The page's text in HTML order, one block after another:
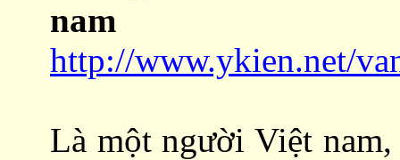
nam
http://www.ykien.net/
Là một người Việt